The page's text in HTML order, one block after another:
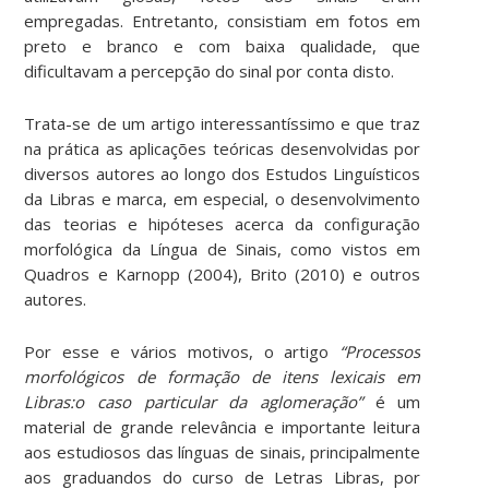
empregadas. Entretanto, consistiam em fotos em
preto e branco e com baixa qualidade, que
dificultavam a percepção do sinal por conta disto.
Trata-se de um artigo interessantíssimo e que traz
na prática as aplicações teóricas desenvolvidas por
diversos autores ao longo dos Estudos Linguísticos
da Libras e marca, em especial, o desenvolvimento
das teorias e hipóteses acerca da configuração
morfológica da Língua de Sinais, como vistos em
Quadros e Karnopp (2004), Brito (2010) e outros
autores.
Por esse e vários motivos, o artigo “Processos
morfológicos de formação de itens lexicais em
Libras:o caso particular da aglomeração” é um
material de grande relevância e importante leitura
aos estudiosos das línguas de sinais, principalmente
aos graduandos do curso de Letras Libras, por